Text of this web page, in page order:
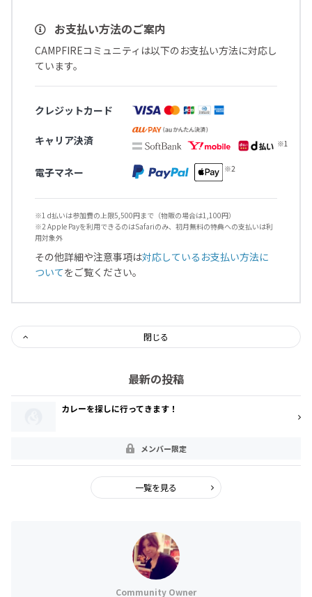
お支払い方法のご案内
CAMPFIREコミュニティは以下のお支払い方法に対応し
ています。
クレジットカード
キャリア決済
電子マネー
※1 d払いは参加費の上限5,500円まで（物販の場合は1,100円）
※2 Apple Payを利用できるのはSafariのみ、初月無料の特典への支払いは利
用対象外
その他詳細や注意事項は対応しているお支払い方法に
ついてをご覧ください。
閉じる
最新の投稿
カレーを探しに行ってきます！
メンバー限定
一覧を見る